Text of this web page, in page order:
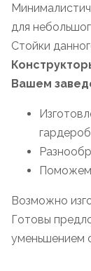
для
Стойки
Вашем
Поможем
Возможно
Готовы
уменьшением